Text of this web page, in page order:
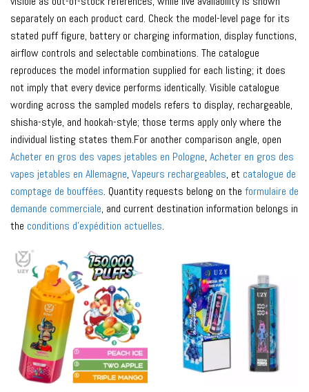
separately on each product card. Check the model-level page for its
stated puff figure, battery or charging information, display functions,
airflow controls and selectable combinations. The catalogue
reproduces the model information supplied for each listing; it does
not imply that every device performs identically. Visible catalogue
wording across the sampled models refers to display, rechargeable,
shisha-style, and hookah-style; those terms apply only where the
individual listing states them.For another comparison angle, open
Acheter en gros des vapes jetables en Pologne, Acheter en gros des
vapes jetables en Allemagne, Vapeurs rechargeables, et catalogue de
comptage de bouffées. Quantity requests belong on the formulaire de
demande commerciale, and current destination information belongs in
the conditions d'expédition actuelles.